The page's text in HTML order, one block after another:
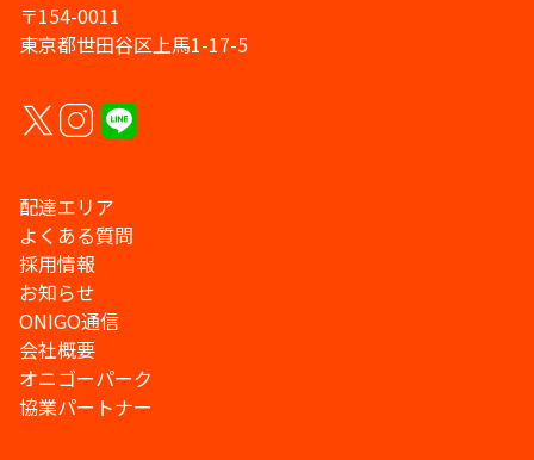
〒154-0011
東京都世田谷区上馬1-17-5
配達エリア
よくある質問
採用情報
お知らせ
ONIGO通信
会社概要
オニゴーパーク
協業パートナー